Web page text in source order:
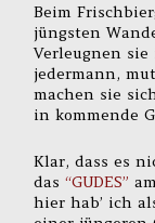
Beim
jüngsten
Verleugnen
jedermann,
machen sie
in kommende
Klar, dass es
das “GUDES”
hier hab’ ich